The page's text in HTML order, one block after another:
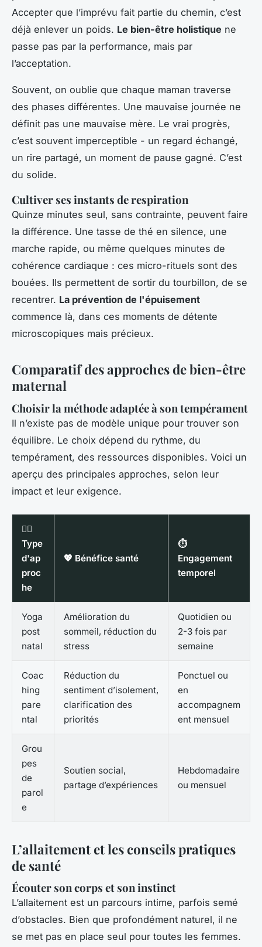
Accepter que l’imprévu fait partie du chemin, c’est
déjà enlever un poids. Le bien-être holistique ne
passe pas par la performance, mais par
l’acceptation.
Souvent, on oublie que chaque maman traverse
des phases différentes. Une mauvaise journée ne
définit pas une mauvaise mère. Le vrai progrès,
c’est souvent imperceptible - un regard échangé,
un rire partagé, un moment de pause gagné. C’est
du solide.
Cultiver ses instants de respiration
Quinze minutes seul, sans contrainte, peuvent faire
la différence. Une tasse de thé en silence, une
marche rapide, ou même quelques minutes de
cohérence cardiaque : ces micro-rituels sont des
bouées. Ils permettent de sortir du tourbillon, de se
recentrer. La prévention de l'épuisement
commence là, dans ces moments de détente
microscopiques mais précieux.
Comparatif des approches de bien-être
maternal
Choisir la méthode adaptée à son tempérament
Il n’existe pas de modèle unique pour trouver son
équilibre. Le choix dépend du rythme, du
tempérament, des ressources disponibles. Voici un
aperçu des principales approches, selon leur
impact et leur exigence.
👩‍⚕️
Type
d'ap
proc
he
💖 Bénéfice santé
⏱️
Engagement
temporel
Yoga
post
natal
Amélioration du
sommeil, réduction du
stress
Quotidien ou
2-3 fois par
semaine
Coac
hing
pare
ntal
Réduction du
sentiment d’isolement,
clarification des
priorités
Ponctuel ou
en
accompagnem
ent mensuel
Grou
pes
de
parol
e
Soutien social,
partage d’expériences
Hebdomadaire
ou mensuel
L’allaitement et les conseils pratiques
de santé
Écouter son corps et son instinct
L’allaitement est un parcours intime, parfois semé
d’obstacles. Bien que profondément naturel, il ne
se met pas en place seul pour toutes les femmes.